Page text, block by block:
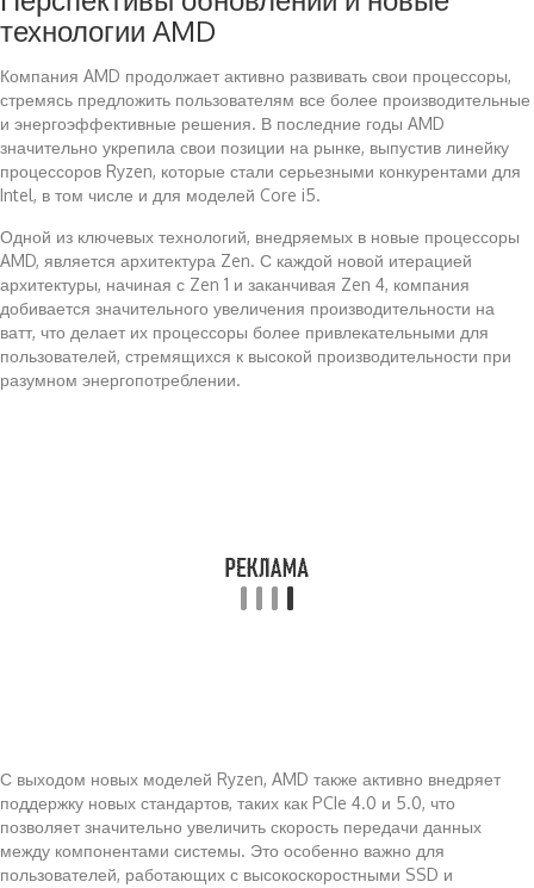
технологии AMD
Компания AMD продолжает активно развивать свои процессоры,
стремясь предложить пользователям все более производительные
и энергоэффективные решения. В последние годы AMD
значительно укрепила свои позиции на рынке, выпустив линейку
процессоров Ryzen, которые стали серьезными конкурентами для
Intel, в том числе и для моделей Core i5.
Одной из ключевых технологий, внедряемых в новые процессоры
AMD, является архитектура Zen. С каждой новой итерацией
архитектуры, начиная с Zen 1 и заканчивая Zen 4, компания
добивается значительного увеличения производительности на
ватт, что делает их процессоры более привлекательными для
пользователей, стремящихся к высокой производительности при
разумном энергопотреблении.
С выходом новых моделей Ryzen, AMD также активно внедряет
поддержку новых стандартов, таких как PCIe 4.0 и 5.0, что
позволяет значительно увеличить скорость передачи данных
между компонентами системы. Это особенно важно для
пользователей, работающих с высокоскоростными SSD и